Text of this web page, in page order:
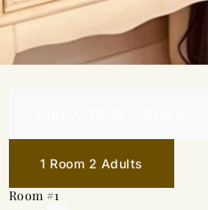
1 Room 2 Adults
Room #1